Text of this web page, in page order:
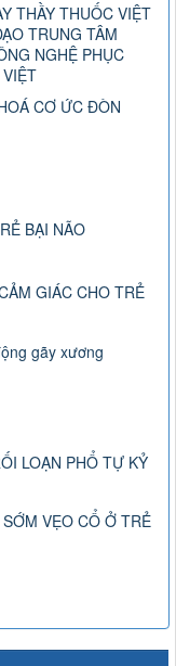
THẦY THUỐC VIỆT
TRUNG TÂM
NGHỆ PHỤC
CƠ ỨC ĐÒN
BẠI NÃO
GIÁC CHO TRẺ
gãy xương
LOẠN PHỔ TỰ KỶ
VẸO CỔ Ở TRẺ